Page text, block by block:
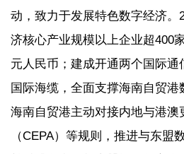
动，致力于发展特色数字经济。
济核心产业规模以上企业超400
元人民币；建成开通两个国际通
国际海缆，全面支撑海南自贸港
海南自贸港主动对接内地与港澳
（CEPA）等规则，推进与东盟